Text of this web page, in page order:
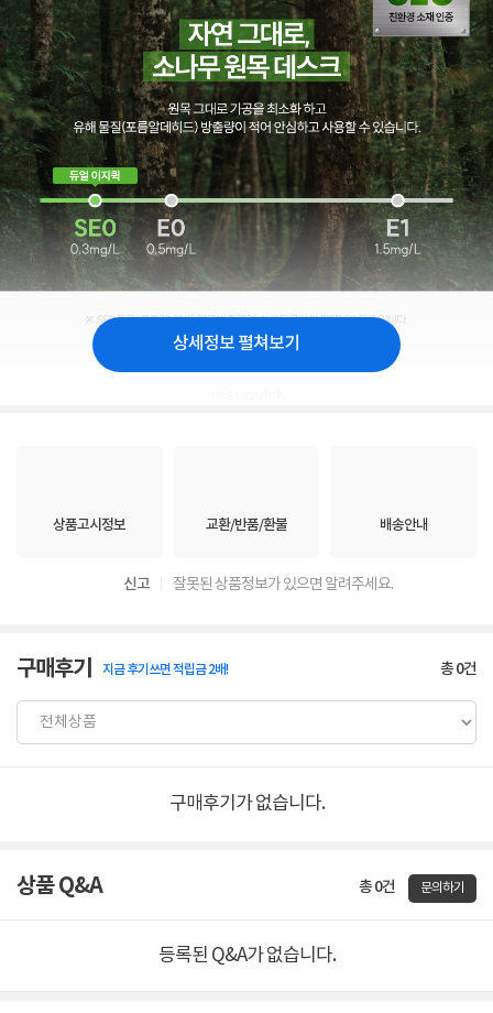
상세정보 펼쳐보기
상품고시정보 교환/반품/환불 배송안내
신고 잘못된 상품정보가 있으면 알려주세요.
구매후기 지금 후기쓰면 적립금 2배! 총0건
구매후기가 없습니다.
상품 Q&A 총 0건 문의하기
등록된 Q&A가 없습니다.